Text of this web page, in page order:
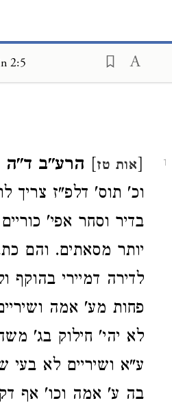
2:5
1
[אות טז] הרע"ב ד"ה
וכ' תוס' דלפ"ז צריך
בדיר וסחר אפי'
יותר מסאתים. והם
לדירה דמיירי
פחות מע' אמה
לא יהי' חילוק בג'
ע"א ושיריים לא בעי
בה ע' אמה וכו' אף